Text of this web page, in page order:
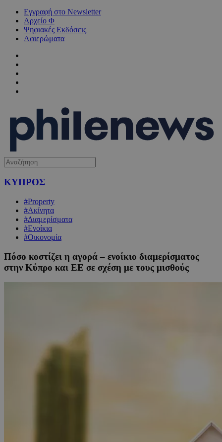
Εγγραφή στο Newsletter
Αρχείο Φ
Ψηφιακές Εκδόσεις
Αφιερώματα
ΚΥΠΡΟΣ
#Property
#Ακίνητα
#Διαμερίσματα
#Ενοίκια
#Οικονομία
Πόσο κοστίζει η αγορά – ενοίκιο διαμερίσματος
στην Κύπρο και ΕΕ σε σχέση με τους μισθούς